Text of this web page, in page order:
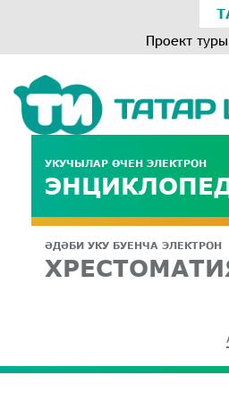
Проект
УКУЧЫЛАР ӨЧЕН ЭЛЕКТРОН
ӘДӘБИ УКУ БУЕНЧА ЭЛЕКТРОН